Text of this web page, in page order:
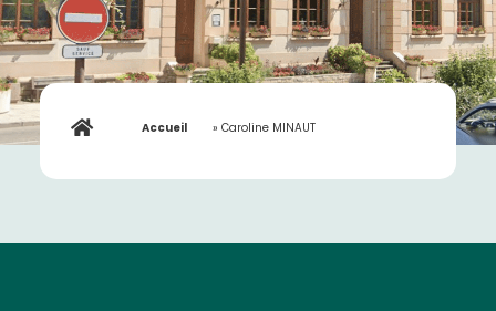
Accueil »Caroline MINAUT